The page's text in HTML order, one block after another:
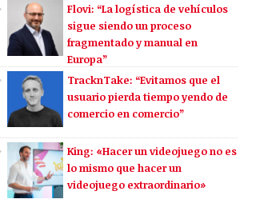
Flovi: “La logística de vehículos
sigue siendo un proceso
fragmentado y manual en
Europa”
TracknTake: “Evitamos que el
usuario pierda tiempo yendo de
comercio en comercio”
King: «Hacer un videojuego no es
lo mismo que hacer un
videojuego extraordinario»